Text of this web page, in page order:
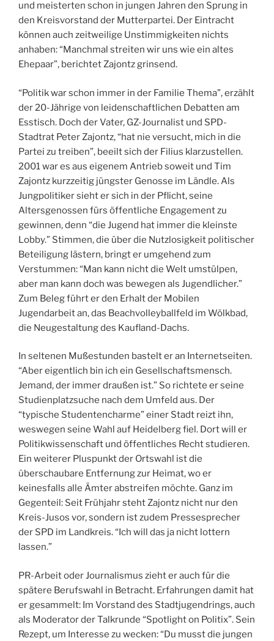
und meisterten schon in jungen Jahren den Sprung in
den Kreisvorstand der Mutterpartei. Der Eintracht
können auch zeitweilige Unstimmigkeiten nichts
anhaben: “Manchmal streiten wir uns wie ein altes
Ehepaar”, berichtet Zajontz grinsend.
“Politik war schon immer in der Familie Thema”, erzählt
der 20-Jährige von leidenschaftlichen Debatten am
Esstisch. Doch der Vater, GZ-Journalist und SPD-
Stadtrat Peter Zajontz, “hat nie versucht, mich in die
Partei zu treiben”, beeilt sich der Filius klarzustellen.
2001 war es aus eigenem Antrieb soweit und Tim
Zajontz kurzzeitig jüngster Genosse im Ländle. Als
Jungpolitiker sieht er sich in der Pflicht, seine
Altersgenossen fürs öffentliche Engagement zu
gewinnen, denn “die Jugend hat immer die kleinste
Lobby.” Stimmen, die über die Nutzlosigkeit politischer
Beteiligung lästern, bringt er umgehend zum
Verstummen: “Man kann nicht die Welt umstülpen,
aber man kann doch was bewegen als Jugendlicher.”
Zum Beleg führt er den Erhalt der Mobilen
Jugendarbeit an, das Beachvolleyballfeld im Wölkbad,
die Neugestaltung des Kaufland-Dachs.
In seltenen Mußestunden bastelt er an Internetseiten.
“Aber eigentlich bin ich ein Gesellschaftsmensch.
Jemand, der immer draußen ist.” So richtete er seine
Studienplatzsuche nach dem Umfeld aus. Der
“typische Studentencharme” einer Stadt reizt ihn,
weswegen seine Wahl auf Heidelberg fiel. Dort will er
Politikwissenschaft und öffentliches Recht studieren.
Ein weiterer Pluspunkt der Ortswahl ist die
überschaubare Entfernung zur Heimat, wo er
keinesfalls alle Ämter abstreifen möchte. Ganz im
Gegenteil: Seit Frühjahr steht Zajontz nicht nur den
Kreis-Jusos vor, sondern ist zudem Pressesprecher
der SPD im Landkreis. “Ich will das ja nicht lottern
lassen.”
PR-Arbeit oder Journalismus zieht er auch für die
spätere Berufswahl in Betracht. Erfahrungen damit hat
er gesammelt: Im Vorstand des Stadtjugendrings, auch
als Moderator der Talkrunde “Spotlight on Politix”. Sein
Rezept, um Interesse zu wecken: “Du musst die jungen